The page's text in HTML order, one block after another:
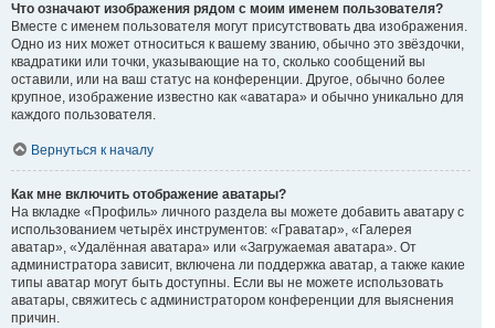
Что означают изображения рядом с моим именем пользователя?
Вместе с именем пользователя могут присутствовать два изображения.
Одно из них может относиться к вашему званию, обычно это звёздочки,
квадратики или точки, указывающие на то, сколько сообщений вы
оставили, или на ваш статус на конференции. Другое, обычно более
крупное, изображение известно как «аватара» и обычно уникально для
каждого пользователя.
Вернуться к началу
Как мне включить отображение аватары?
На вкладке «Профиль» личного раздела вы можете добавить аватару с
использованием четырёх инструментов: «Граватар», «Галерея
аватар», «Удалённая аватара» или «Загружаемая аватара». От
администратора зависит, включена ли поддержка аватар, а также какие
типы аватар могут быть доступны. Если вы не можете использовать
аватары, свяжитесь с администратором конференции для выяснения
причин.